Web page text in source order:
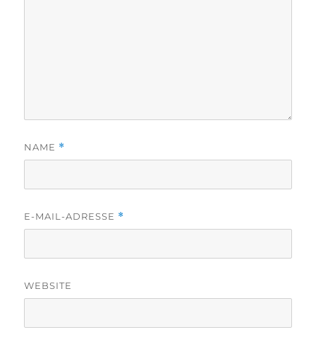
NAME *
E-MAIL-ADRESSE *
WEBSITE